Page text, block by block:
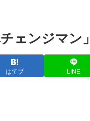
か？
【艦これ】バニ黒潮親潮
艦これ】ヴァトールは
ェンジマン
はてブ LINE